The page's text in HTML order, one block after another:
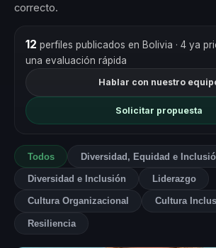
correcto.
12 perfiles publicados en Bolivia · 4 ya
una evaluación rápida
Hablar con nuestro
Solicitar propuesta
Todos Diversidad, Equidad e
Diversidad e Inclusión Liderazgo
Cultura Organizacional Cultura
Resiliencia